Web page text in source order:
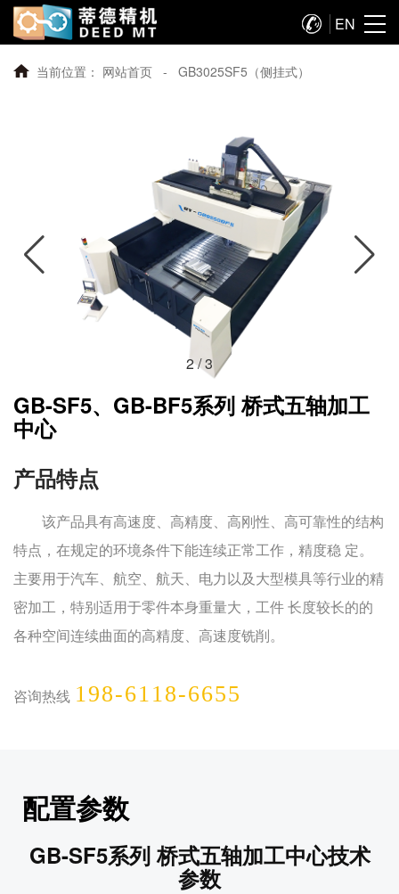
EN
当前位置： 网站首页 - GB3025SF5（侧挂式）
2/3
GB-SF5、GB-BF5系列 桥式五轴加工
中心
产品特点
该产品具有高速度、高精度、高刚性、高可靠性的结构
特点，在规定的环境条件下能连续正常工作，精度稳 定。
主要用于汽车、航空、航天、电力以及大型模具等行业的精
密加工，特别适用于零件本身重量大，工件 长度较长的的
各种空间连续曲面的高精度、高速度铣削。
咨询热线 198-6118-6655
配置参数
GB-SF5系列 桥式五轴加工中心技术
参数